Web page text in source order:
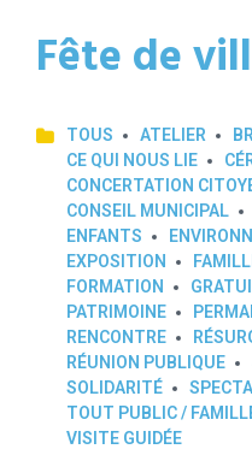
Fête de
TOUS ATELIER
CE QUI NOUS LIE
CONCERTATION
CONSEIL MUNICIPAL
ENFANTS
EXPOSITION
FORMATION
PATRIMOINE
RENCONTRE
RÉUNION PUBLIQUE
SOLIDARITÉ
TOUT PUBLIC /
VISITE GUIDÉE